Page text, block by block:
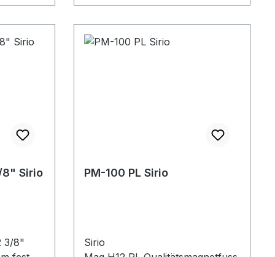
8" Sirio
3/8"
PM-100 PL Sirio
Sirio